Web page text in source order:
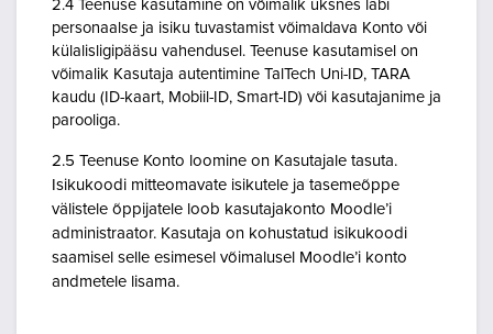
2.4 Teenuse kasutamine on võimalik üksnes läbi
personaalse ja isiku tuvastamist võimaldava Konto või
külalisligipääsu vahendusel. Teenuse kasutamisel on
võimalik Kasutaja autentimine TalTech Uni-ID, TARA
kaudu (ID-kaart, Mobiil-ID, Smart-ID) või kasutajanime ja
parooliga.
2.5 Teenuse Konto loomine on Kasutajale tasuta.
Isikukoodi mitteomavate isikutele ja tasemeõppe
välistele õppijatele loob kasutajakonto Moodle’i
administraator. Kasutaja on kohustatud isikukoodi
saamisel selle esimesel võimalusel Moodle’i konto
andmetele lisama.